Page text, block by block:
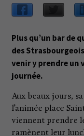
Plus qu’un bar de
des
venir y prendre un
journée.
Aux beaux jours,
l’animée place
viennent prendre
ramènent leur